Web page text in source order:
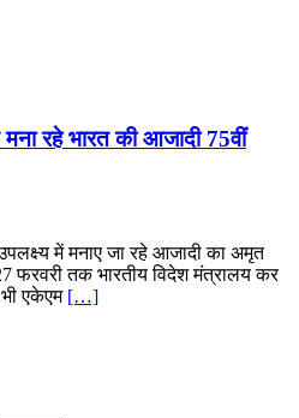
रहे भारत की आजादी 75वीं
में मनाए जा रहे आजादी का अमृत
फरवरी तक भारतीय विदेश मंत्रालय कर
एकेएम […]